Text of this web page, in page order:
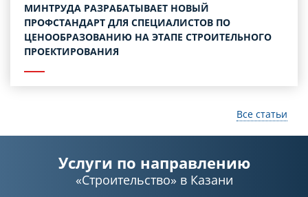
МИНТРУДА РАЗРАБАТЫВАЕТ НОВЫЙ
ПРОФСТАНДАРТ ДЛЯ СПЕЦИАЛИСТОВ ПО
ЦЕНООБРАЗОВАНИЮ НА ЭТАПЕ СТРОИТЕЛЬНОГО
ПРОЕКТИРОВАНИЯ
Все статьи
Услуги по направлению
«Строительство»в Казани